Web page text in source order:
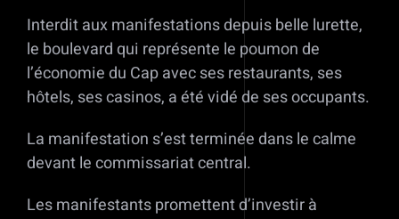
Interdit aux manifestations depuis belle lurette,
le boulevard qui représente le poumon de
l’économie du Cap avec ses restaurants, ses
hôtels, ses casinos, a été vidé de ses occupants.
La manifestation s’est terminée dans le calme
devant le commissariat central.
Les manifestants promettent d’investir à